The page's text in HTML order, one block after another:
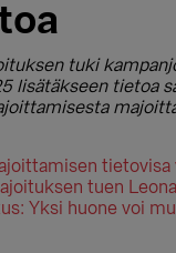
tuki
lisätäkseen tietoa
tietovisa
tuen
Yksi huone voi